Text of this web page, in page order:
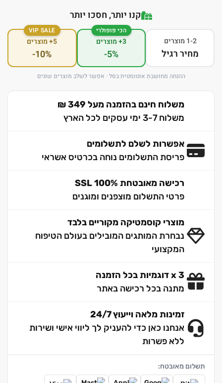
קנו יותר, חסכו יותר
1-2 מוצרים
מחיר רגיל
הכי פופולרי
3+ מוצרים
-5%
VIP SALE
5+ מוצרים
-10%
ההנחה מחושבת אוטומטית בסל · אפשר לשלב מוצרים שונים
משלוח חינם בהזמנה מעל 349 ₪
משלוח 3-7 ימי עסקים לכל הארץ
אפשרות לשלם לתשלומים
פריסת התשלומים נוחה בכרטיס אשראי
רכישה מאובטחת 100% SSL
פרטי התשלום מוצפנים ומוגנים
מוצרי קוסמטיקה מקוריים בלבד
נבחרת המותגים המובילים בעולם הטיפוח
המקצועי
3 x דוגמיות בכל הזמנה
מתנה בכל רכישה באתר
זמינות מלאה וייעוץ 24/7
אנחנו כאן כדי להעניק לך ליווי אישי ושירות
ללא פשרות
תשלום מאובטח: